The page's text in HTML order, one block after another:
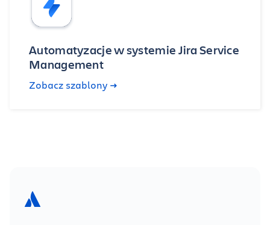
Automatyzacje w systemie Jira Service
Management
Zobacz szablony